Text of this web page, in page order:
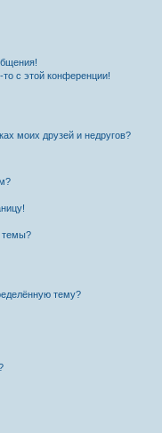
с этой конференции!
моих друзей и недругов?
темы?
тему?